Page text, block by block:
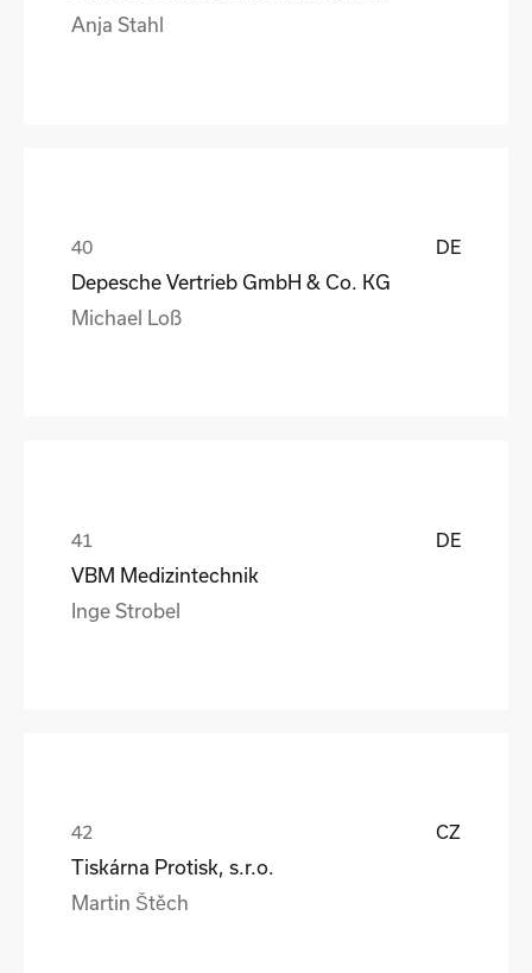
Anja Stahl
DE
Depesche Vertrieb GmbH & Co. KG
Michael Loß
DE
VBM Medizintechnik
Inge Strobel
CZ
Tiskárna Protisk, s.r.o.
Martin Štěch